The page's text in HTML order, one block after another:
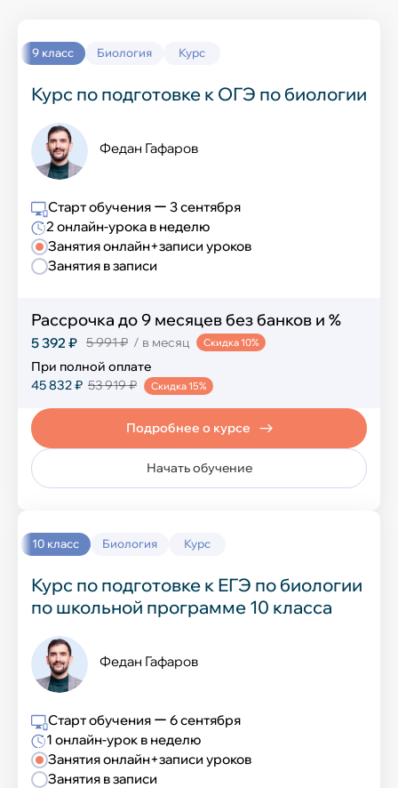
История
Химия
География
Информатика
Обществознание
Английский язык
Музыка
Физическая культура
Технология
Иностранные языки
Французский язык
Испанский язык
Немецкий язык
IT-курсы
9 класс Биология Курс
Курс по подготовке к ОГЭ по биологии
Федан Гафаров
Занятия онлайн+записи уроков
Занятия в записи
Старт обучения ー 3 сентября
2 онлайн-урока в неделю
Рассрочка до 9 месяцев без банков и %
5 392 ₽ 5 991 ₽ / в месяц Скидка 10%
При полной оплате
45 832 ₽ 53 919 ₽ Скидка 15%
Начать обучение
Подробнее о курсе
10 класс Биология Курс
Курс по подготовке к ЕГЭ по биологии
по школьной программе 10 класса
Федан Гафаров
Занятия онлайн+записи уроков
Занятия в записи
Старт обучения ー 6 сентября
1 онлайн-урок в неделю